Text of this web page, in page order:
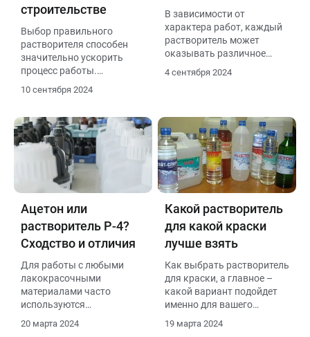
строительстве
Выбор правильного
растворителя способен
значительно ускорить
процесс работы.
Например, использование
специализированных
задач позволяет
сократить временные
затраты на очистку и
подготовку поверхностей.
Это особенно актуально в
условиях строгих
временных рамок, когда
каждая минута на счету.
Наличие качественного
растворителя в арсенале
успеха для
профессионалов в
строительной сфере.
10 сентября 2024
В зависимости от
характера работ, каждый
растворитель может
оказывать различное
влияние на конечный
результат.
4 сентября 2024
Ацетон или
растворитель Р-4?
Сходство и отличия
Для работы с любыми
лакокрасочными
материалами часто
используются
которые упрощают
20 марта 2024
Какой растворитель
для какой краски
лучше взять
Как выбрать растворитель
для краски, а главное –
какой вариант подойдет
именно для вашего
19 марта 2024